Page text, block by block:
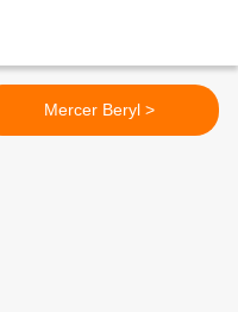
Mercer Beryl >